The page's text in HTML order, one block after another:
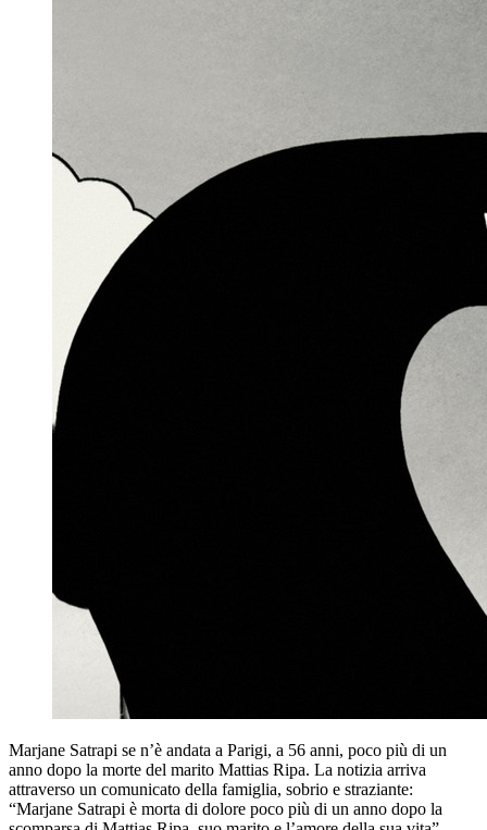
Marjane Satrapi se n’è andata a Parigi, a 56 anni, poco più di un
anno dopo la morte del marito Mattias Ripa. La notizia arriva
attraverso un comunicato della famiglia, sobrio e straziante:
“Marjane Satrapi è morta di dolore poco più di un anno dopo la